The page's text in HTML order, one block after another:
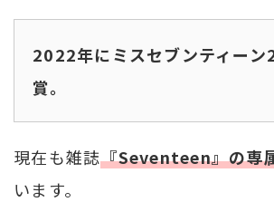
2022年にミスセブンティー
賞。
現在も雑誌『Seventeen』の専
います。